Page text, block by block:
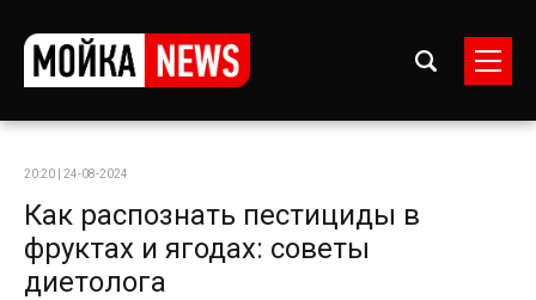
20:20 | 24-08-2024
Как распознать пестициды в
фруктах и ягодах: советы
диетолога